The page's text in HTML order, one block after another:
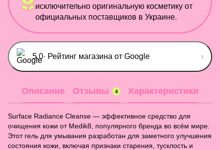
исключительно оригинальную косметику от
официальных поставщиков в Украине.
5,0· Рейтинг магазина от Google ›
Описание Отзывы 4 Характеристики
Surface Radiance Cleanse — эффективное средство для
очищения кожи от Medik8, популярного бренда во всём мире.
Этот гель для умывания разработан для заметного улучшения
состояния кожи, включая признаки старения, тусклость и